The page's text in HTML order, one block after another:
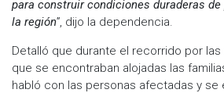
para construir condiciones duraderas
la región", dijo la dependencia.
Detalló que durante el recorrido por
que se encontraban alojadas las
habló con las personas afectadas y se